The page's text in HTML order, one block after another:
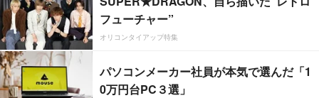
フューチャー”
オリコンタイアップ特集
パソコンメーカー社員が本気で選んだ「1
0万円台PC３選」